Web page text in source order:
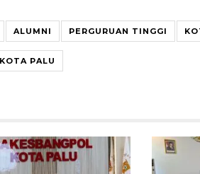
ALUMNI PERGURUAN TINGGI
KOTA PALU